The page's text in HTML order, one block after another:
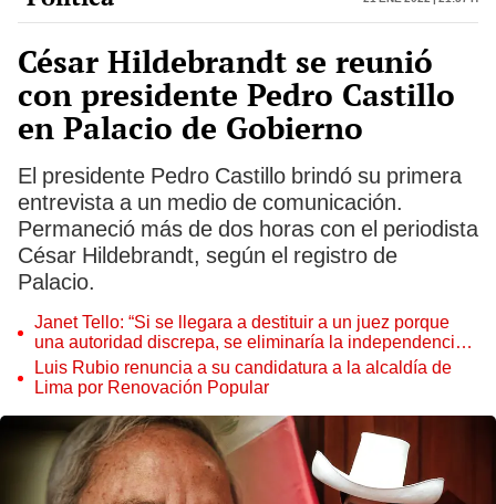
César Hildebrandt se reunió
con presidente Pedro Castillo
en Palacio de Gobierno
El presidente Pedro Castillo brindó su primera
entrevista a un medio de comunicación.
Permaneció más de dos horas con el periodista
César Hildebrandt, según el registro de
Palacio.
Janet Tello: “Si se llegara a destituir a un juez porque
una autoridad discrepa, se eliminaría la independencia
judicial”
Luis Rubio renuncia a su candidatura a la alcaldía de
Lima por Renovación Popular